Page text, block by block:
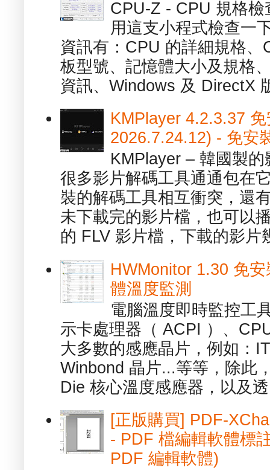
CPU-Z - CPU 規格
用這支小程式檢查一
資訊有：CPU 的詳細規格
板型號、記憶體大小及規格
資訊、Windows 及 DirectX
KMPlayer 4.2.3.37
2026.7.24.12) - 免安
KMPlayer – 韓國製
很多影片解碼工具通通包在
裝的解碼工具相互衝突，還
未下載完的影片檔，也可以
的 FLV 影片檔，下載的影片
HWMonitor 1.30 免
體溫度監測
電腦溫度即時監控工
示卡處理器（ ACPI ）、
大多數的感應晶片，例如：
Winbond 晶片...等等，除此
Die 核心溫度感應器，以及
[正版購買] PDF-
- PDF 檔編輯軟體標
PDF 編輯軟體)